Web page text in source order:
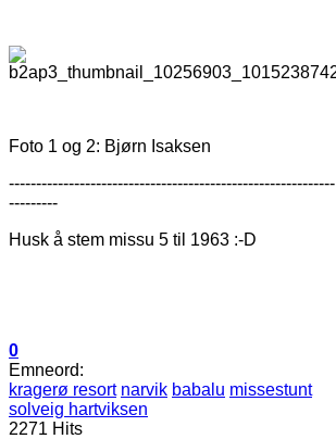
Foto 1 og 2: Bjørn Isaksen
------------------------------------------------------------
---------
Husk å stem missu 5 til 1963 :-D
0
Emneord:
kragerø resort narvik babalu missestunt
solveig hartviksen
2271 Hits